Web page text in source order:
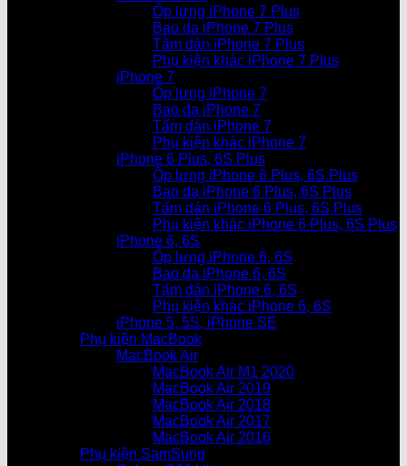
Ốp lưng iPhone 7 Plus
Bao da iPhone 7 Plus
Tấm dán iPhone 7 Plus
Phụ kiện khác iPhone 7 Plus
iPhone 7
Ốp lưng iPhone 7
Bao da iPhone 7
Tấm dán iPhone 7
Phụ kiện khác iPhone 7
iPhone 6 Plus, 6S Plus
Ốp lưng iPhone 6 Plus, 6S Plus
Bao da iPhone 6 Plus, 6S Plus
Tấm dán iPhone 6 Plus, 6S Plus
Phụ kiện khác iPhone 6 Plus, 6S Plus
iPhone 6, 6S
Ốp lưng iPhone 6, 6S
Bao da iPhone 6, 6S
Tấm dán iPhone 6, 6S
Phụ kiện khác iPhone 6, 6S
iPhone 5, 5S, iPhone SE
Phụ kiện MacBook
MacBook Air
MacBook Air M1 2020
MacBook Air 2019
MacBook Air 2018
MacBook Air 2017
MacBook Air 2016
Phụ kiện SamSung